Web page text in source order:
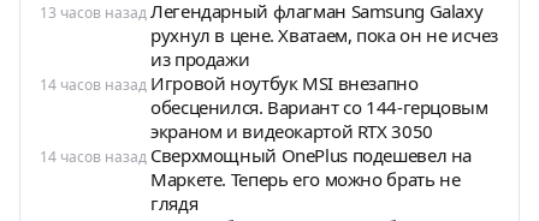
13 часов назадЛегендарный флагман Samsung Galaxy
рухнул в цене. Хватаем, пока он не исчез
из продажи
14 часов назад Игровой ноутбук MSI внезапно
обесценился. Вариант со 144-герцовым
экраном и видеокартой RTX 3050
14 часов назад Сверхмощный OnePlus подешевел на
Маркете. Теперь его можно брать не
глядя